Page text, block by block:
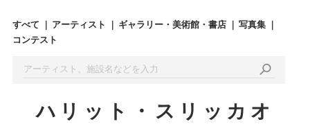
すべて アーティスト ギャラリー・美術館・書店
写真集
コンテスト
ハリット・スリッカオ